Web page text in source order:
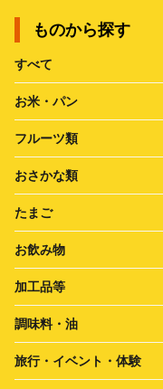
ものから探す
すべて
お米・パン
フルーツ類
おさかな類
たまご
お飲み物
加工品等
調味料・油
旅行・イベント・体験